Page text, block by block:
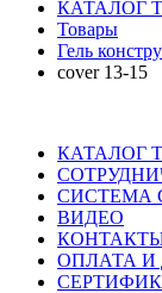
КАТАЛОГ
Товары
Гель
cover 13-15
КАТАЛОГ
СИСТЕМА
ВИДЕО
ОПЛАТА И